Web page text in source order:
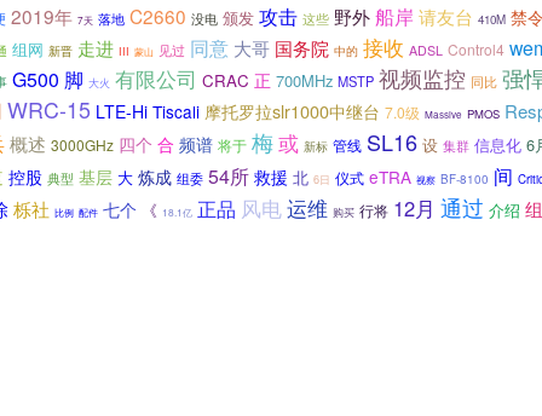
2019年 7天 落地 C2660 没电 颁发 攻击 这些 野外船岸 请友台 410M 禁
组网 新晋 走进 III 蒙山 见过 同意 大哥 国务院 中的 接收 ADSL Control4
G500 脚 大火 有限公司 CRAC 正 700MHz MSTP 视频监控 同比 强
WRC-15 LTE-Hi Tiscali 摩托罗拉slr1000中继台 7.0级 Massive PMOS
概述 3000GHz 四个 合 频谱 将于 梅或 新标 管线 SL16 设 集群 信息化 6
控股 典型 基层 大 炼成 组委 54所 救援 北 6日 仪式 eTRA 视察 BF-8100 间
栎社 比例 配件 七个 《 18.1亿 正品 风电运维 购买 行将 12月 通过 介绍